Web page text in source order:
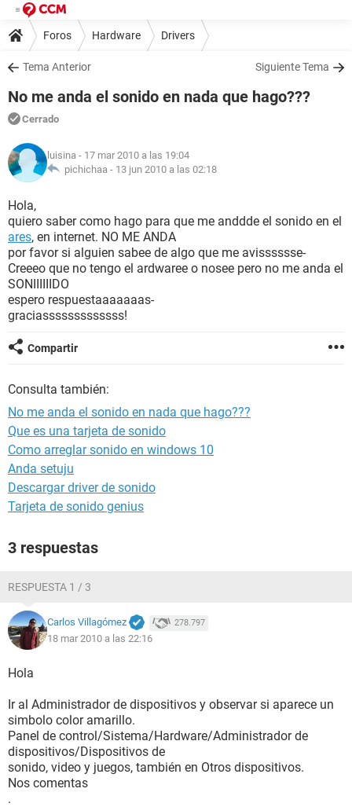
Foros Hardware Drivers
Tema Anterior Siguiente Tema
No me anda el sonido en nada que hago???
Cerrado
luisina - 17 mar 2010 a las 19:04
pichichaa - 13 jun 2010 a las 02:18
Hola,
quiero saber como hago para que me anddde el sonido en el
ares, en internet. NO ME ANDA
por favor si alguien sabee de algo que me avisssssse-
Creeeo que no tengo el ardwaree o nosee pero no me anda el
SONIIIIIIDO
espero respuestaaaaaaas-
graciasssssssssssss!
Compartir
Consulta también:
No me anda el sonido en nada que hago???
Que es una tarjeta de sonido
Como arreglar sonido en windows 10
Anda setuju
Descargar driver de sonido
Tarjeta de sonido genius
3 respuestas
RESPUESTA 1 / 3
Carlos Villagómez 278.797
18 mar 2010 a las 22:16
Hola
Ir al Administrador de dispositivos y observar si aparece un
simbolo color amarillo.
Panel de control/Sistema/Hardware/Administrador de
dispositivos/Dispositivos de
sonido, video y juegos, también en Otros dispositivos.
Nos comentas
.